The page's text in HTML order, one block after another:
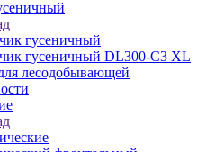
гусеничный
гусеничный DL300-C3 XL
лесодобывающей